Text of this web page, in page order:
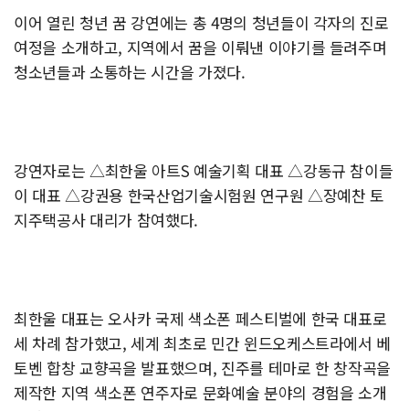
이어 열린 청년 꿈 강연에는 총 4명의 청년들이 각자의 진로
여정을 소개하고, 지역에서 꿈을 이뤄낸 이야기를 들려주며
청소년들과 소통하는 시간을 가졌다.
강연자로는 △최한울 아트S 예술기획 대표 △강동규 참이들
이 대표 △강권용 한국산업기술시험원 연구원 △장예찬 토
지주택공사 대리가 참여했다.
최한울 대표는 오사카 국제 색소폰 페스티벌에 한국 대표로
세 차례 참가했고, 세계 최초로 민간 윈드오케스트라에서 베
토벤 합창 교향곡을 발표했으며, 진주를 테마로 한 창작곡을
제작한 지역 색소폰 연주자로 문화예술 분야의 경험을 소개